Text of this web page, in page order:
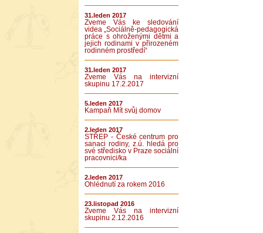
31.leden 2017
Zveme Vás ke sledování
videa „Sociálně-pedagogická
práce s ohroženými dětmi a
jejich rodinami v přirozeném
rodinném prostředí“
31.leden 2017
Zveme Vás na intervizní
skupinu 17.2.2017
5.leden 2017
Kampaň Mít svůj domov
2.leden 2017
STŘEP - České centrum pro
sanaci rodiny, z.ú. hledá pro
své středisko v Praze sociální
pracovnici/ka
2.leden 2017
Ohlédnutí za rokem 2016
23.listopad 2016
Zveme Vás na intervizní
skupinu 2.12.2016